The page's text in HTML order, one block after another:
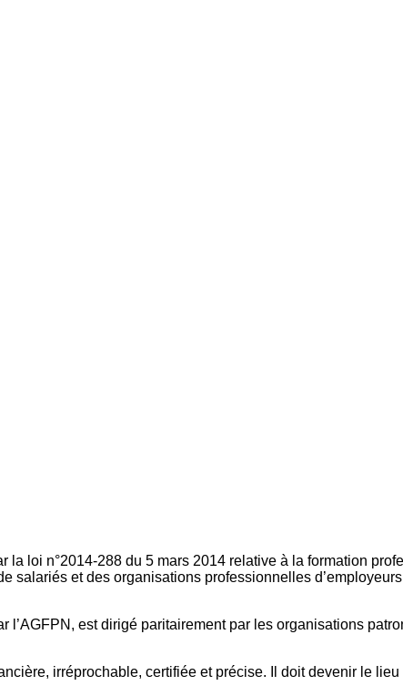
loi n°2014-288 du 5 mars 2014 relative à la formation
salariés et des organisations professionnelles
l’AGFPN, est dirigé paritairement par les organisations
irréprochable, certifiée et précise. Il doit devenir le